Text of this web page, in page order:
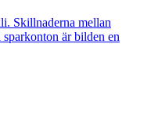
Skillnaderna mellan
sparkonton är bilden en